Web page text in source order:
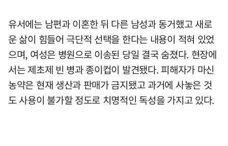
유서에는 남편과 이혼한 뒤 다른 남성과 동거했고 새로
운 삶이 힘들어 극단적 선택을 한다는 내용이 적혀 있었
으며, 여성은 병원으로 이송된 당일 결국 숨졌다. 현장에
서는 제초제 빈 병과 종이컵이 발견됐다. 피해자가 마신
농약은 현재 생산과 판매가 금지됐고 과거에 사놓은 것
도 사용이 불가할 정도로 치명적인 독성을 가지고 있다.